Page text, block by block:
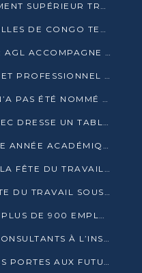
LA MINISTRE DE L’ENSEIGNEMENT SUPÉRIEUR TRACE SA FEUILLE DE ROUTE
RENATURA ÉVEILLE LES FAMILLES DE CONGO TERMINAL À LA PROTECTION DE L’ENVIRONNEMENT
TRANSPORT HORS GABARIT : AGL ACCOMPAGNE LE DÉVELOPPEMENT DU SECTEUR BRASSICOLE AU CONGO
BACCALAURÉAT TECHNIQUE ET PROFESSIONNEL : 16 352 CANDIDATS LANCÉS DANS LES ÉPREUVES D’EPS
FAUX, OMAR JUNIOR DENIS N’A PAS ÉTÉ NOMMÉ AIDE DE CAMP ADJOINT DE DENIS SASSOU NGUESSO
LIBERTÉ DE LA PRESSE : LE JEC DRESSE UN TABLEAU PRÉOCCUPANT AU CONGO
L’ENFICE LANCE SA PREMIÈRE ANNÉE ACADÉMIQUE AVEC 100 FUTURS ENSEIGNANTS
CONGO TERMINAL CÉLÈBRE LA FÊTE DU TRAVAIL AVEC SES COLLABORATEURS À POINTE-NOIRE
AGL CONGO CÉLÈBRE LA FÊTE DU TRAVAIL SOUS LE SIGNE DE LA COHÉSION
CONGO TERMINAL MOBILISE PLUS DE 900 EMPLOYÉS AUTOUR DE LA SÉCURITÉ AU TRAVAIL
RCM 2030 : DU RÉSEAU DE CONSULTANTS À L’INSTRUMENT DE PUISSANCE EN AFRIQUE FRANCOPHONE
CONGO TERMINAL OUVRE SES PORTES AUX FUTURS INGÉNIEURS AU FORUM DES MÉTIERS D’UCAC-ICAM